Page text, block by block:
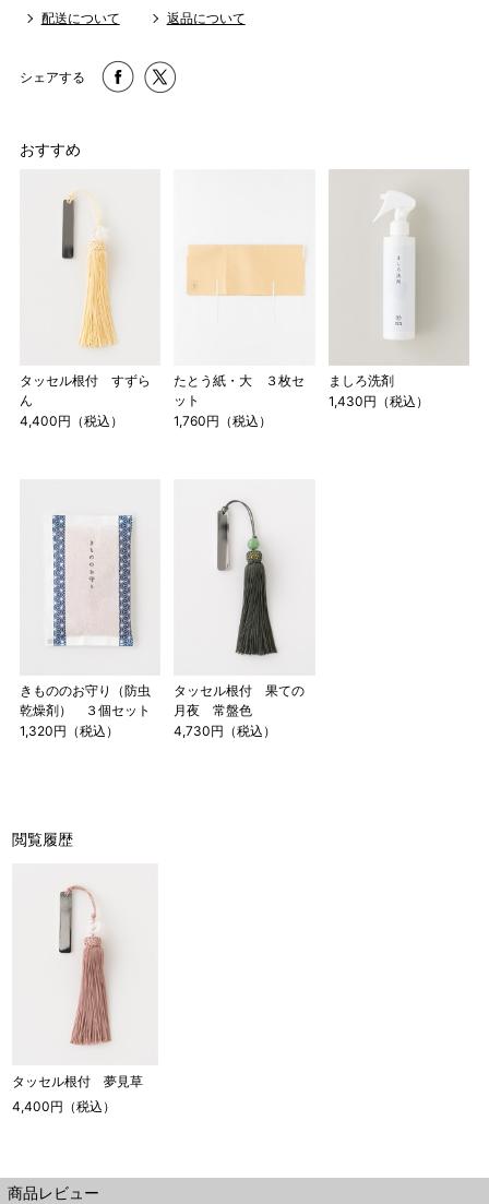
配送について 返品について
シェアする
おすすめ
タッセル根付 すずら
ん
4,400円（税込）
たとう紙・大 ３枚セ
ット
1,760円（税込）
ましろ洗剤
1,430円（税込）
きもののお守り（防虫
乾燥剤） ３個セット
1,320円（税込）
タッセル根付 果ての
月夜 常盤色
4,730円（税込）
閲覧履歴
タッセル根付 夢見草
4,400円（税込）
商品レビュー